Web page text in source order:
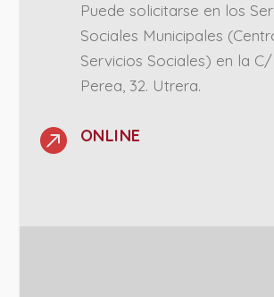
Puede solicitarse en los
Sociales Municipales
Servicios Sociales) en la
Perea, 32. Utrera.
 ONLINE